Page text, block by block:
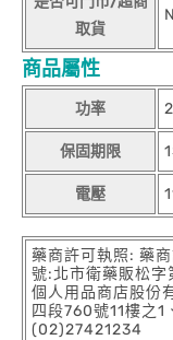
取貨
N
商品屬性
功率
保固期限
電壓
藥商許可執照: 藥
號:北市衛藥販松字
個人用品商店股份
四段760號11樓之
(02)27421234